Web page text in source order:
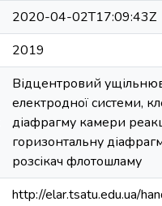
2020-04-02T17:09:43Z
2019
Відцентровий
електродної системи,
діафрагму камери
горизонтальну
розсікач флотошламу
http://elar.tsatu.edu.ua/